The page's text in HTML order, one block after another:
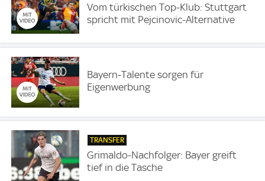
Vom türkischen Top-Klub: Stuttgart
spricht mit Pejcinovic-Alternative
Bayern-Talente sorgen für
Eigenwerbung
TRANSFER
Grimaldo-Nachfolger: Bayer greift
tief in die Tasche